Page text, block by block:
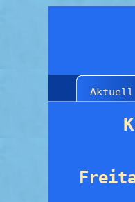
Aktuell